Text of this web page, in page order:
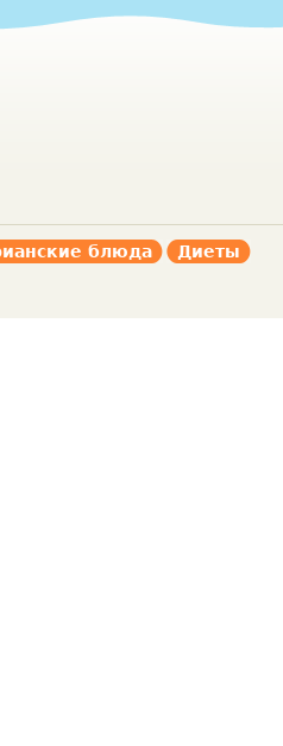
блюда
Диеты